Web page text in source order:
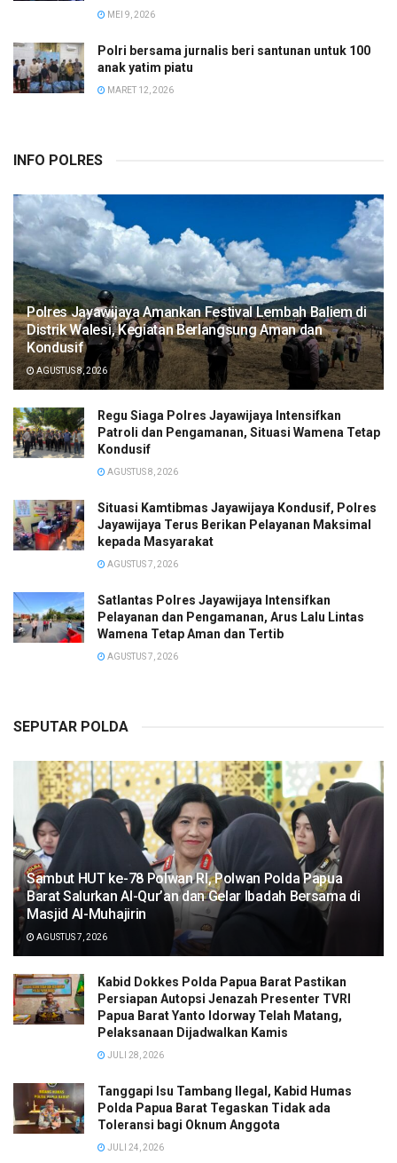
MEI 9, 2026
Polri bersama jurnalis beri santunan untuk 100
anak yatim piatu
MARET 12, 2026
INFO POLRES
Polres Jayawijaya Amankan Festival Lembah Baliem di
Distrik Walesi, Kegiatan Berlangsung Aman dan
Kondusif
AGUSTUS 8, 2026
Regu Siaga Polres Jayawijaya Intensifkan
Patroli dan Pengamanan, Situasi Wamena Tetap
Kondusif
AGUSTUS 8, 2026
Situasi Kamtibmas Jayawijaya Kondusif, Polres
Jayawijaya Terus Berikan Pelayanan Maksimal
kepada Masyarakat
AGUSTUS 7, 2026
Satlantas Polres Jayawijaya Intensifkan
Pelayanan dan Pengamanan, Arus Lalu Lintas
Wamena Tetap Aman dan Tertib
AGUSTUS 7, 2026
SEPUTAR POLDA
Sambut HUT ke-78 Polwan RI, Polwan Polda Papua
Barat Salurkan Al-Qur’an dan Gelar Ibadah Bersama di
Masjid Al-Muhajirin
AGUSTUS 7, 2026
Kabid Dokkes Polda Papua Barat Pastikan
Persiapan Autopsi Jenazah Presenter TVRI
Papua Barat Yanto Idorway Telah Matang,
Pelaksanaan Dijadwalkan Kamis
JULI 28, 2026
Tanggapi Isu Tambang Ilegal, Kabid Humas
Polda Papua Barat Tegaskan Tidak ada
Toleransi bagi Oknum Anggota
JULI 24, 2026